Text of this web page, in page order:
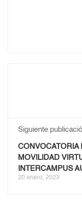
Siguiente
CONVOCATORIA
MOVILIDAD
INTERCAMPUS
20 enero, 2023